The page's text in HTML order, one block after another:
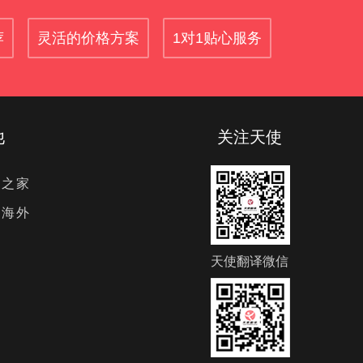
灵活的价格方案 1对1贴心服务
家
外
关注天使
天使翻译微信